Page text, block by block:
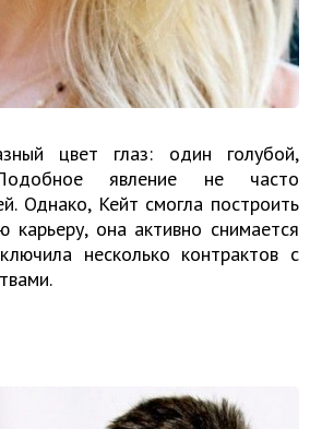
цвет глаз: один голубой,
явление не часто
Однако, Кейт смогла построить
карьеру, она активно снимается
несколько контрактов с